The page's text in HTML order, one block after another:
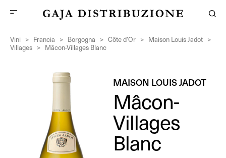
Vini > Francia > Borgogna > Côte d’Or > Maison Louis Jadot >
Villages > Mâcon-Villages Blanc
MAISON LOUIS JADOT
Mâcon-
Villages
Blanc